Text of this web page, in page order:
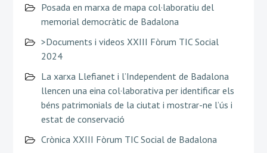
Posada en marxa de mapa col·laboratiu del
memorial democràtic de Badalona
>Documents i videos XXIII Fòrum TIC Social
2024
La xarxa Llefianet i l’Independent de Badalona
llencen una eina col·laborativa per identificar els
béns patrimonials de la ciutat i mostrar-ne l’ús i
estat de conservació
Crònica XXIII Fòrum TIC Social de Badalona